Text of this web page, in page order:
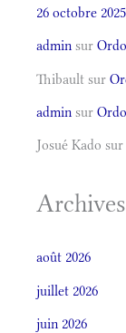
26 octobre 2025
admin sur
Thibault sur
admin sur
Josué Kado sur
Archives
août 2026
juillet 2026
juin 2026